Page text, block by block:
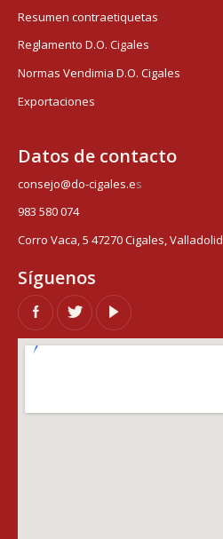
Resumen contraetiquetas
Reglamento D.O. Cigales
Normas Vendimia D.O. Cigales
Exportaciones
Datos de contacto
consejo@do-cigales.es
983 580 074
Corro Vaca, 5 47270 Cigales, Valladolid
Síguenos